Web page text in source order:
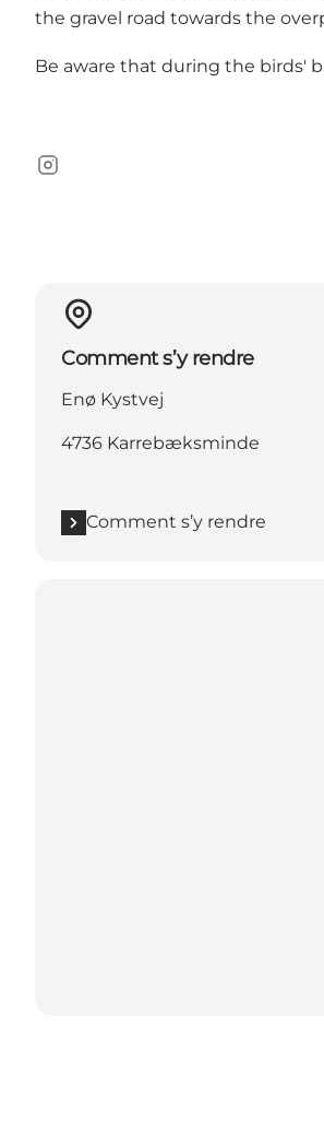
the gravel road towards the
Be aware that during the birds'
Instagram
Comment s’y rendre
Enø Kystvej
4736 Karrebæksminde
Comment s’y rendre